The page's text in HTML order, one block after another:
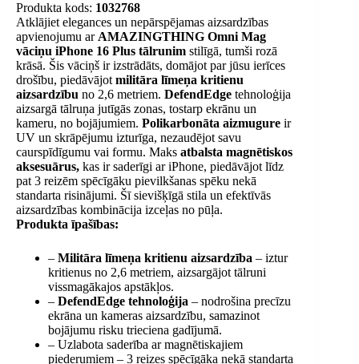
Produkta kods: 1032768
Atklājiet elegances un nepārspējamas aizsardzības
apvienojumu ar AMAZINGTHING Omni Mag
vāciņu iPhone 16 Plus tālrunim stilīgā, tumši rozā
krāsā. Šis vāciņš ir izstrādāts, domājot par jūsu ierīces
drošību, piedāvājot militāra līmeņa kritienu
aizsardzību no 2,6 metriem. DefendEdge tehnoloģija
aizsargā tālruņa jutīgās zonas, tostarp ekrānu un
kameru, no bojājumiem. Polikarbonāta aizmugure ir
UV un skrāpējumu izturīga, nezaudējot savu
caurspīdīgumu vai formu. Maks atbalsta magnētiskos
aksesuārus, kas ir saderīgi ar iPhone, piedāvājot līdz
pat 3 reizēm spēcīgāku pievilkšanas spēku nekā
standarta risinājumi. Šī sievišķīgā stila un efektīvās
aizsardzības kombinācija izceļas no pūļa.
Produkta īpašības:
– Militāra līmeņa kritienu aizsardzība – iztur
kritienus no 2,6 metriem, aizsargājot tālruni
vissmagākajos apstākļos.
– DefendEdge tehnoloģija – nodrošina precīzu
ekrāna un kameras aizsardzību, samazinot
bojājumu risku trieciena gadījumā.
– Uzlabota saderība ar magnētiskajiem
piederumiem – 3 reizes spēcīgāka nekā standarta